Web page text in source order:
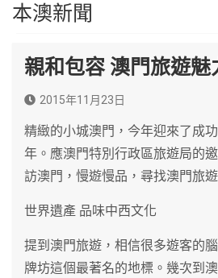
本澳新聞
親和包容 澳門旅遊魅
2015年11月23日
精緻的小城澳門，今年迎來了成
年。應澳門特別行政區旅遊局的
訪澳門，慢遊慢品，尋找澳門旅
世界遺產 品味中西文化
提到澳門旅遊，相信很多遊客的
牌坊這個最著名的地標。幾次到